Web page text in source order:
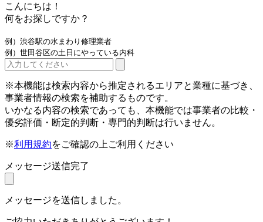
こんにちは！
何をお探しですか？
例）渋谷駅の水まわり修理業者
例）世田谷区の土日にやっている内科
※本機能は検索内容から推定されるエリアと業種に基づき、
事業者情報の検索を補助するものです。
いかなる内容の検索であっても、本機能では事業者の比較・
優劣評価・断定的判断・専門的判断は行いません。
※利用規約をご確認の上ご利用ください
メッセージ送信完了
メッセージを送信しました。